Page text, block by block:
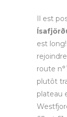
Il est
est
route
plutôt
plateau